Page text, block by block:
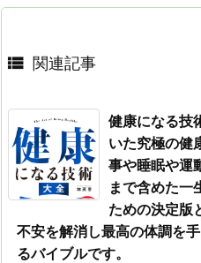
 関連記事
健康になる技
いた究極の健
事や睡眠や運
まで含めた一
ための決定版
不安を解消し最高の体調を
るバイブルです。